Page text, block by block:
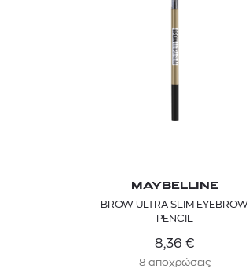
MAYBELLINE
BROW ULTRA SLIM EYEBROW
PENCIL
8,36 €
8 αποχρώσεις